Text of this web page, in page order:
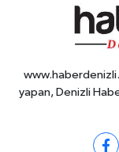
yapan, Denizli